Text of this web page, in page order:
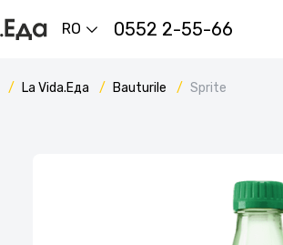
RO 0552 2-55-66
La Vida.Еда Bauturile Sprite